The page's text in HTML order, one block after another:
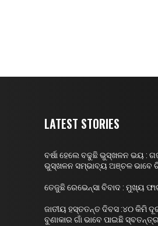
LATEST STORIES
ବର୍ଷା ହେଲେ ବଢୁଛି ଭୁସ୍ଖଳନ ଭୟ :
ଭୁସ୍ଖଳନ ସମ୍ଭାବ୍ୟ ଅଞ୍ଚଳ ଭାବେ
ତେଜୁଛି ରେଭେନ୍ସା ବିବାଦ : ମୁଖ୍ୟ
ଜାତୀୟ ହସ୍ତତନ୍ତ ଦିବସ :୪୦ କିମି
ବୁଣାକାର ଗାଁ ଭାବେ ପାଇଛି